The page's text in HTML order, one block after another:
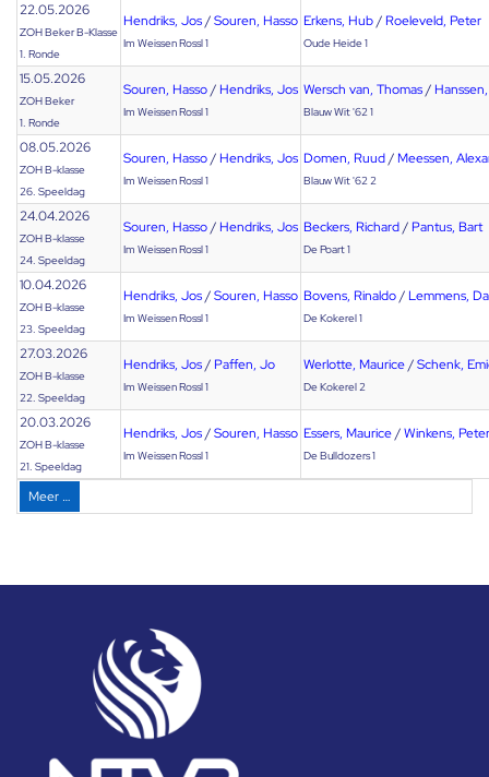
22.05.2026
ZOH Beker B-Klasse
1. Ronde
Hendriks, Jos/Souren, Hasso
Im Weissen Rossl 1
Erkens, Hub/ Roeleveld, Peter
Oude Heide 1
15.05.2026
ZOH Beker
1. Ronde
Souren, Hasso/ Hendriks, Jos
Im Weissen Rossl 1
Wersch van, Thomas/
Blauw Wit '62 1
08.05.2026
ZOH B-klasse
26. Speeldag
Souren, Hasso/ Hendriks, Jos
Im Weissen Rossl 1
Domen, Ruud/ Meessen,
Blauw Wit '62 2
24.04.2026
ZOH B-klasse
24. Speeldag
Souren, Hasso/ Hendriks, Jos
Im Weissen Rossl 1
Beckers, Richard/ Pantus, Bart
De Poart 1
10.04.2026
ZOH B-klasse
23. Speeldag
Hendriks, Jos/Souren, Hasso
Im Weissen Rossl 1
Bovens, Rinaldo/ Lemmens,
De Kokerel 1
27.03.2026
ZOH B-klasse
22. Speeldag
Hendriks, Jos/ Paffen, Jo
Im Weissen Rossl 1
Werlotte, Maurice/Schenk,
De Kokerel 2
20.03.2026
ZOH B-klasse
21. Speeldag
Hendriks, Jos/Souren, Hasso
Im Weissen Rossl 1
Essers, Maurice/Winkens, Peter
De Bulldozers 1
Meer …